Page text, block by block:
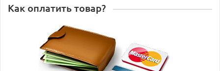
Как оплатить товар?